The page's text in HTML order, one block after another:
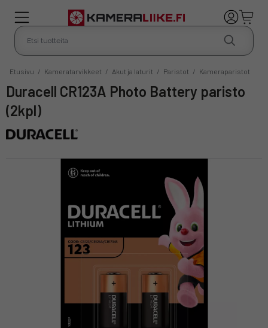
Etusivu / Kameratarvikkeet / Akut ja laturit / Paristot / Kameraparistot
Duracell CR123A Photo Battery paristo
(2kpl)